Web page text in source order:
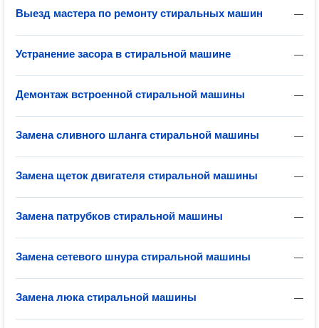
—
Выезд мастера по ремонту стиральных машин
—
Устранение засора в стиральной машине
—
Демонтаж встроенной стиральной машины
—
Замена сливного шланга стиральной машины
—
Замена щеток двигателя стиральной машины
—
Замена патрубков стиральной машины
—
Замена сетевого шнура стиральной машины
—
Замена люка стиральной машины